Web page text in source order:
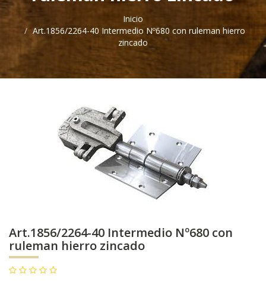
Inicio
Art.1856/2264-40 Intermedio Nº680 con ruleman hierro
zincado
Art.1856/2264-40 Intermedio Nº680 con
ruleman hierro zincado